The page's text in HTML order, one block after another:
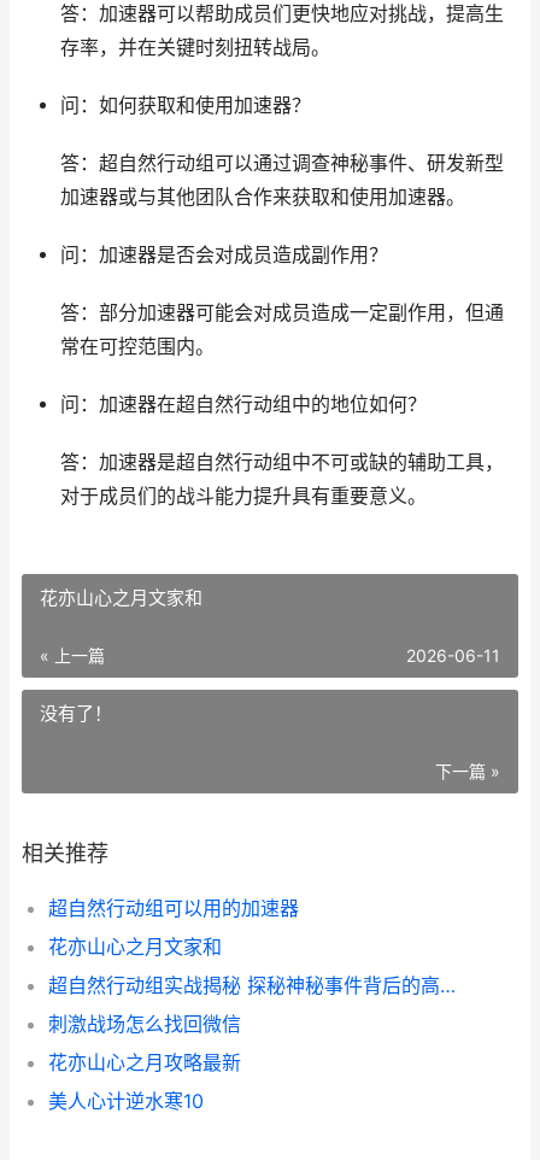
答：加速器可以帮助成员们更快地应对挑战，提高生
存率，并在关键时刻扭转战局。
问：如何获取和使用加速器？
答：超自然行动组可以通过调查神秘事件、研发新型
加速器或与其他团队合作来获取和使用加速器。
问：加速器是否会对成员造成副作用？
答：部分加速器可能会对成员造成一定副作用，但通
常在可控范围内。
问：加速器在超自然行动组中的地位如何？
答：加速器是超自然行动组中不可或缺的辅助工具，
对于成员们的战斗能力提升具有重要意义。
花亦山心之月文家和
« 上一篇 2026-06-11
没有了！
下一篇 »
相关推荐
超自然行动组可以用的加速器
花亦山心之月文家和
超自然行动组实战揭秘 探秘神秘事件背后的高科技装备与策略
刺激战场怎么找回微信
花亦山心之月攻略最新
美人心计逆水寒10